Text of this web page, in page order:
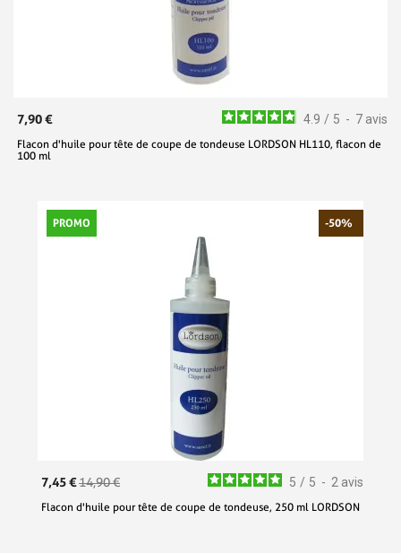
4.9 / 5 - 7 avis
7,90 €
Flacon d'huile pour tête de coupe de tondeuse LORDSON HL110, flacon de
100 ml
PROMO -50%
5 / 5 - 2 avis
7,45 €14,90 €
Flacon d'huile pour tête de coupe de tondeuse, 250 ml LORDSON